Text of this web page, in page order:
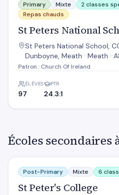
Primary Mixte
2 classes
Repas chauds
St Peters National
St Peters National School,
Dunboyne, Meath · Meath ·
Patron : Church Of Ireland
ÉLÈVES
97
PTR
24.3:1
Écoles secondaires
St Peter's College
Post-Primary Mixte 6
St Peter's College